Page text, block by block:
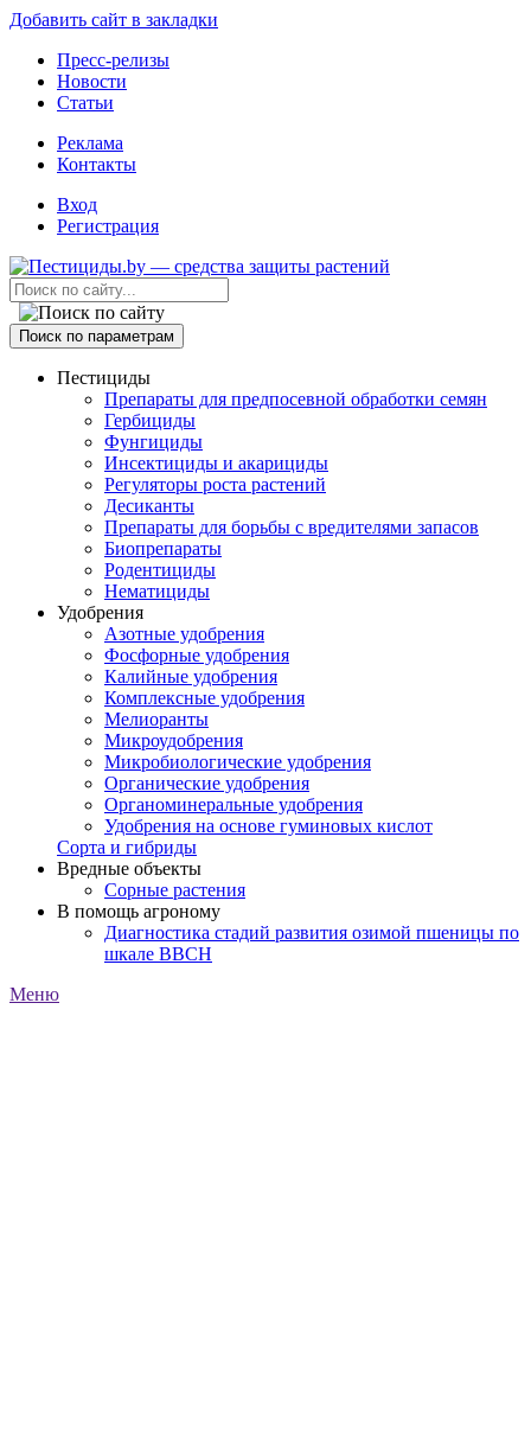
Добавить сайт в закладки
Пресс-релизы
Новости
Статьи
Реклама
Контакты
Вход
Регистрация
Поиск по параметрам
Пестициды
Препараты для предпосевной обработки семян
Гербициды
Фунгициды
Инсектициды и акарициды
Регуляторы роста растений
Десиканты
Препараты для борьбы с вредителями запасов
Биопрепараты
Родентициды
Нематициды
Удобрения
Азотные удобрения
Фосфорные удобрения
Калийные удобрения
Комплексные удобрения
Мелиоранты
Микроудобрения
Микробиологические удобрения
Органические удобрения
Органоминеральные удобрения
Удобрения на основе гуминовых кислот
Сорта и гибриды
Вредные объекты
Сорные растения
В помощь агроному
Диагностика стадий развития озимой пшеницы по
шкале ВВСН
Меню